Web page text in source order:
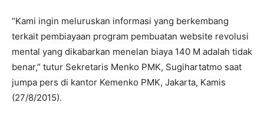
“Kami ingin meluruskan informasi yang berkembang
terkait pembiayaan program pembuatan website revolusi
mental yang dikabarkan menelan biaya 140 M adalah tidak
benar,” tutur Sekretaris Menko PMK, Sugihartatmo saat
jumpa pers di kantor Kemenko PMK, Jakarta, Kamis
(27/8/2015).